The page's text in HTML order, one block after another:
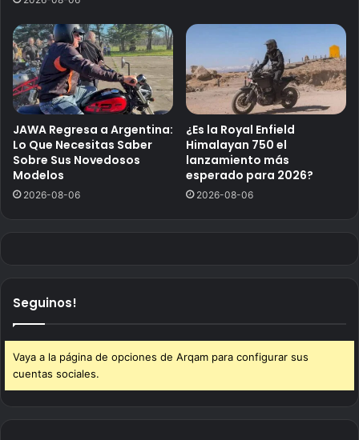
JAWA Regresa a Argentina:
Lo Que Necesitas Saber
Sobre Sus Novedosos
Modelos
2026-08-06
¿Es la Royal Enfield
Himalayan 750 el
lanzamiento más
esperado para 2026?
2026-08-06
Seguinos!
Vaya a la página de opciones de Arqam para configurar sus
cuentas sociales.